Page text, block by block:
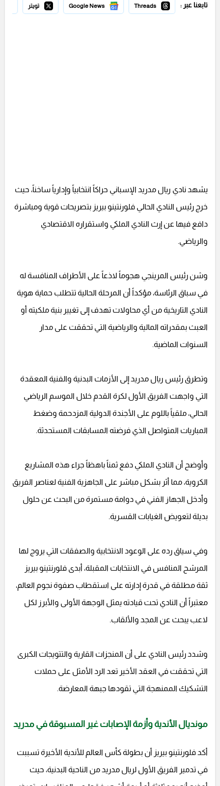
تابعنا عبر : Threads
Google News تويتر
يشهد نادي ريال مدريد الإسباني حراكاً انتخابياً وإدارياً ساخناً، حيث
خرج رئيس النادي الحالي فلورنتينو بيريز بتصريحات قوية ومباشرة
دافع فيها عن إرث النادي الملكي واستقراره الاقتصادي
والرياضي.
وشن رئيس المرينجي هجوماً لاذعاً على الأطراف المنافسة له
في سباق الرئاسة، مؤكداً أن المرحلة الحالية تتطلب حماية هوية
النادي التاريخية من أي محاولات تهدف إلى تغيير بنية ملكيته أو
العبث بمقدراته المالية والرياضية التي تحققت على مدار
السنوات الماضية.
وتطرق رئيس ريال مدريد إلى الأزمات البدنية والفنية المعقدة
التي واجهت الفريق الأول لكرة القدم خلال الموسم الرياضي
الحالي، ملقياً باللوم على الأجندة الدولية المزدحمة وضغط
المباريات المتواصل الذي فرضته المسابقات المستحدثة.
وأوضح أن النادي الملكي دفع ثمناً باهظاً جراء هذه المشاريع
الكروية، مما أثر بشكل مباشر على الجاهزية الفنية لعناصر الفريق
وأدخل الجهاز الفني في دوامة مستمرة من البحث عن حلول
بديلة لتعويض الغيابات القسرية.
وفي سياق رده على الوعود الانتخابية والصفقات التي يروج لها
المرشح المنافس في الانتخابات المقبلة، أبدى فلورنتينو بيريز
ثقة مطلقة في قدرة إدارته على استقطاب صفوة نجوم العالم،
معتبراً أن النادي تحت قيادته يمثل الوجهة الأولى والأبرز لكل
لاعب يبحث عن المجد والألقاب.
وشدد رئيس النادي على أن المنجزات القارية والتتويجات الكبرى
التي تحققت في العقد الأخير تعد الرد الأمثل على حملات
التشكيك الممنهجة التي تقودها جبهة المعارضة.
مونديال الأندية وأزمة الإصابات غير المسبوقة في مدريد
أكد فلورنتينو بيريز أن بطولة كأس العالم للأندية الأخيرة تسببت
في تدمير الفريق الأول لريال مدريد من الناحية البدنية، حيث